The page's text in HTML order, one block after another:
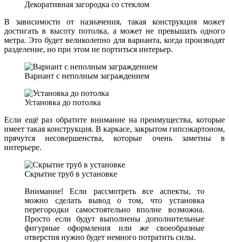
Декоративная загородка со стеклом
В зависимости от назначения, такая конструкция может
достигать в высоту потолка, а может не превышать одного
метра. Это будет великолепно для варианта, когда производят
разделение, но при этом не портиться интерьер.
Вариант с неполным заграждением
Установка до потолка
Если ещё раз обратите внимание на преимущества, которые
имеет такая конструкция. В каркасе, закрытом гипсокартоном,
прячутся несовершенства, которые очень заметны в
интерьере.
Скрытие труб в установке
Внимание! Если рассмотреть все аспекты, то
можно сделать вывод о том, что установка
перегородки самостоятельно вполне возможна.
Просто если будут выполнены дополнительные
фигурные оформления или же своеобразные
отверстия нужно будет немного потратить силы.